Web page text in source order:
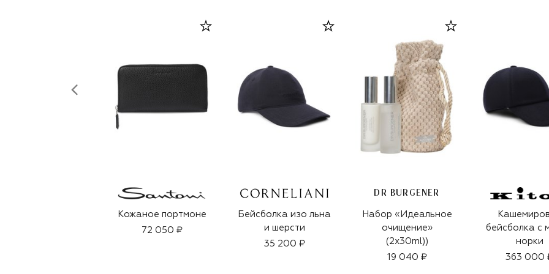
Кожаное портмоне
72 050 ₽
Бейсболка изо льна
и шерсти
35 200 ₽
DR BURGENER
Набор «Идеальное
очищение»
(2x30ml))
19 040 ₽
бейсболка с
норки
363 000